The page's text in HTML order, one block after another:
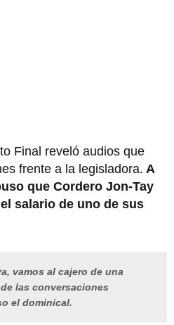
Final reveló audios que
frente a la legisladora. A
que Cordero Jon-Tay
salario de uno de sus
vamos al cajero de una
las conversaciones
el dominical.